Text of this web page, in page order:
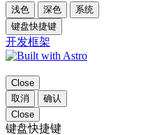
浅色 深色
系统
键盘快捷键
开发框架
Close
取消
确认
Close
键盘快捷键